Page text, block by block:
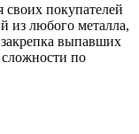
покупателей
из любого металла,
выпавших
по